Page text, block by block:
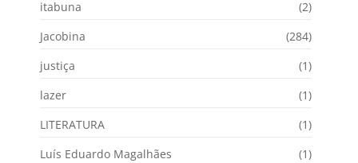
itabuna
(2)
Jacobina
(284)
justiça
(1)
lazer
(1)
LITERATURA
(1)
Luís Eduardo Magalhães
(1)